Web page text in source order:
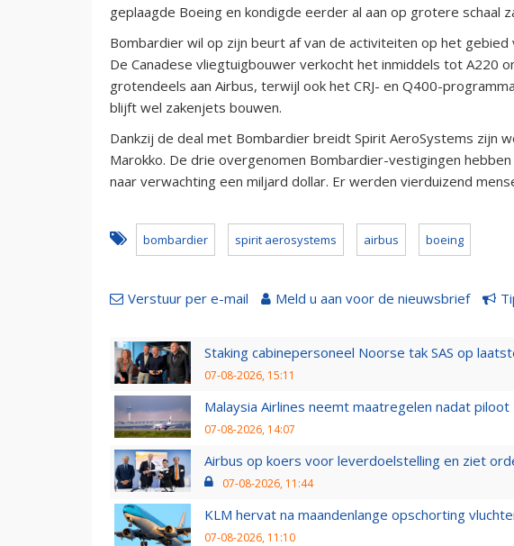
geplaagde Boeing en kondigde eerder al aan op grotere schaal
Bombardier wil op zijn beurt af van de activiteiten op het
De Canadese vliegtuigbouwer verkocht het inmiddels tot A220
grotendeels aan Airbus, terwijl ook het CRJ- en Q400-
blijft wel zakenjets bouwen.
Dankzij de deal met Bombardier breidt Spirit AeroSystems zijn
Marokko. De drie overgenomen Bombardier-vestigingen
naar verwachting een miljard dollar. Er werden vierduizend
bombardier spirit aerosystems airbus boeing
Verstuur per e-mail Meld u aan voor de nieuwsbrief
Staking cabinepersoneel Noorse tak SAS op
07-08-2026, 15:11
Malaysia Airlines neemt maatregelen nadat
07-08-2026, 14:07
Airbus op koers voor leverdoelstelling en ziet
07-08-2026, 11:44
KLM hervat na maandenlange opschorting
07-08-2026, 11:10